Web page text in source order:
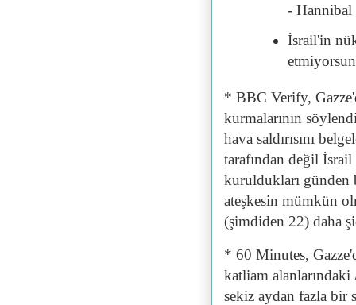
-
İsrail'in
* BBC Verify,
kurmalarının
hava saldırısını
tarafından değil
kuruldukları günden
ateşkesin mümkün
(şimdiden 22) daha
* 60 Minutes,
katliam alanlarındaki
sekiz aydan fazla bir